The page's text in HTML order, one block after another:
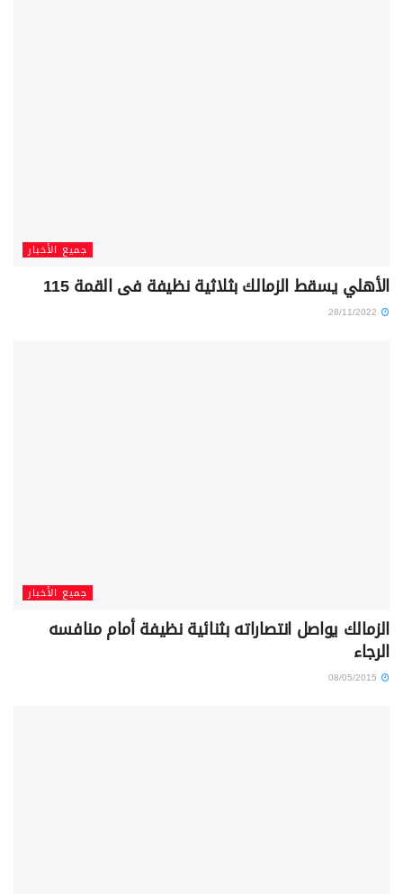
جميع الأخبار
الأهلي يسقط الزمالك بثلاثية نظيفة فى القمة 115
جميع الأخبار
الزمالك يواصل انتصاراته بثنائية نظيفة أمام منافسه
الرجاء